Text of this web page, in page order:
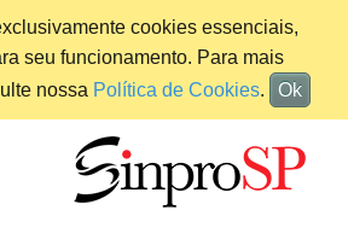
cookies essenciais,
seu funcionamento. Para mais
nossa Política de Cookies. Ok